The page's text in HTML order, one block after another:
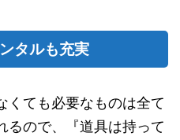
タルも充実
くても必要なものは全て
るので、『道具は持って